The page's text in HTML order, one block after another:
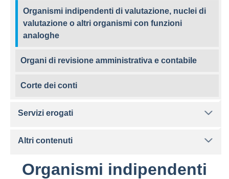
Organismi indipendenti
Organismi indipendenti di valutazione, nuclei di
valutazione o altri organismi con funzioni
analoghe
Organi di revisione amministrativa e contabile
Corte dei conti
Servizi erogati
Altri contenuti